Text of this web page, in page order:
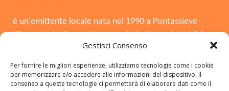
Gestisci Consenso
Per fornire le migliori esperienze, utilizziamo tecnologie come i cookie
per memorizzare e/o accedere alle informazioni del dispositivo. Il
consenso a queste tecnologie ci permetterà di elaborare dati come il
è un'emittente locale nata nel 1990 a Pontassieve
e il Mugello. Dopo la chiusura nel 2008, è tornata in
onda il 3 agosto 2015, offrendo musica, notizie locali,
cronaca e approfondimenti. Si distingue per essere